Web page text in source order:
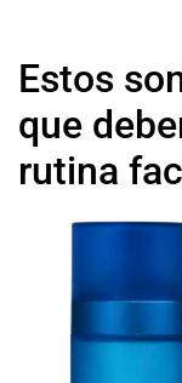
Estos
que
rutina